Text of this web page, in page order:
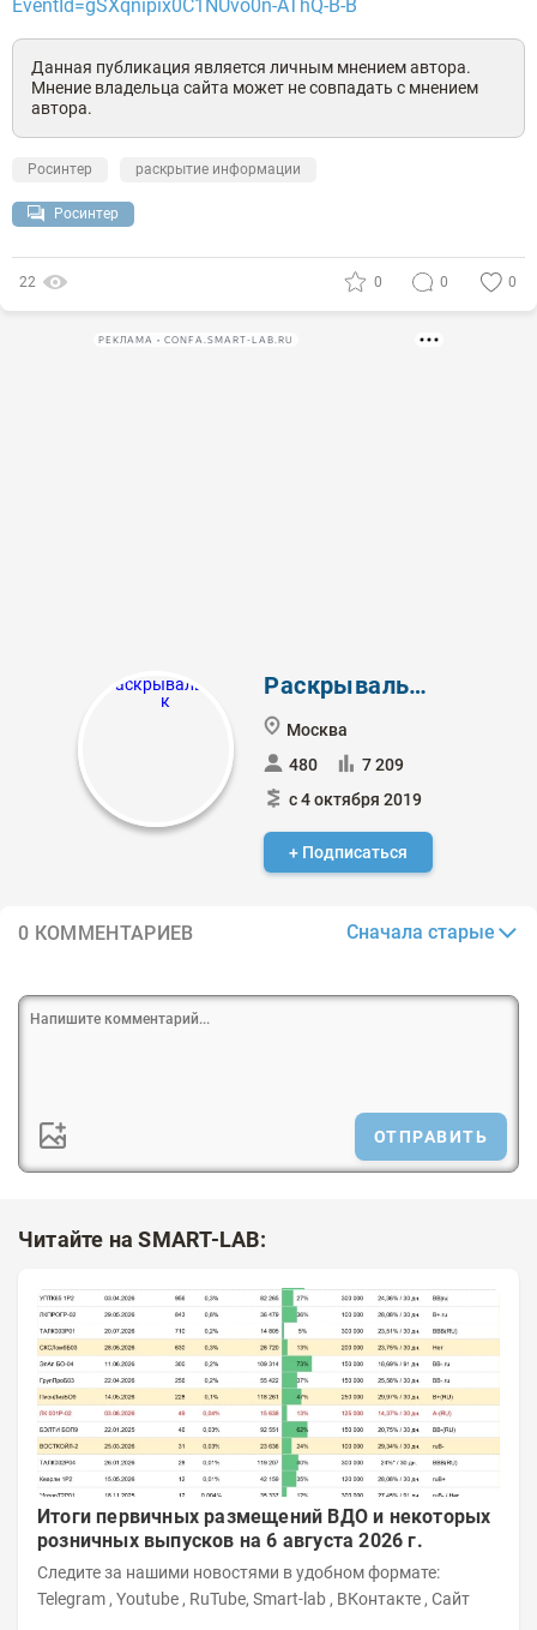
EventId=gSXqnipix0C1NUvo0n-AThQ-B-B
Данная публикация является личным мнением автора.
Мнение владельца сайта может не совпадать с мнением
автора.
Росинтер раскрытие информации
Росинтер
22 0 0 0
РЕКЛАМА • CONFA.SMART-LAB.RU
Раскрывальщик
Москва
480
7 209
с 4 октября 2019
+ Подписаться
0 КОММЕНТАРИЕВ Сначала старые
ОТПРАВИТЬ
Читайте на SMART-LAB:
Итоги первичных размещений ВДО и некоторых
розничных выпусков на 6 августа 2026 г.
Следите за нашими новостями в удобном формате:
Telegram , Youtube , RuTube, Smart-lab , ВКонтакте , Сайт